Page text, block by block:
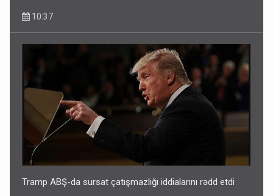
10:37
Tramp ABŞ-da sursat çatışmazlığı iddialarını rədd etdi